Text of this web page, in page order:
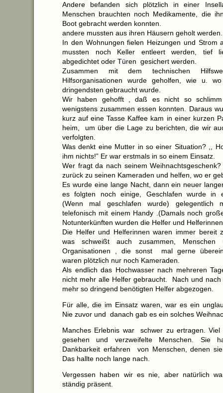
Andere befanden sich plötzlich in einer
Menschen brauchten noch Medikamente, die
Boot gebracht werden konnten.
andere mussten aus ihren Häusern geholt werden.
In den Wohnungen fielen Heizungen und Strom
mussten noch Keller entleert werden, tief
abgedichtet oder Türen gesichert werden.
Zusammen mit dem technischen
Hilfsorganisationen wurde geholfen, wie u.
dringendsten gebraucht wurde.
Wir haben gehofft , daß es nicht so
wenigstens zusammen essen konnten. Daraus
kurz auf eine Tasse Kaffee kam in einer kurzen
heim, um über die Lage zu berichten, die wir
verfolgten.
Was denkt eine Mutter in so einer Situation? ,,
ihm nichts!” Er war erstmals in so einem Einsatz.
Wer fragt da nach seinem
zurück zu seinen Kameraden und helfen, wo er
Es wurde eine lange Nacht, dann ein neuer
es folgten noch einige, Geschlafen wurde in
(Wenn mal geschlafen wurde) gelegentlich
telefonisch mit einem Handy .(Damals noch
Notunterkünften wurden die Helfer und
Die Helfer und Helferinnen waren immer bereit
was schweißt auch zusammen, Menschen
Organisationen , die sonst mal gerne
waren plötzlich nur noch Kameraden.
Als endlich das Hochwasser nach mehreren
nicht mehr alle Helfer gebraucht. Nach und
mehr so dringend benötigten Helfer abgezogen.
Für alle, die im Einsatz waren, war es ein
Nie zuvor und danach gab es ein solches
Manches Erlebnis war schwer zu ertragen. Viel
gesehen und verzweifelte Menschen. Sie
Dankbarkeit erfahren von Menschen, denen
Das hallte noch lange nach.
Vergessen haben wir es nie, aber natürlich
ständig präsent.